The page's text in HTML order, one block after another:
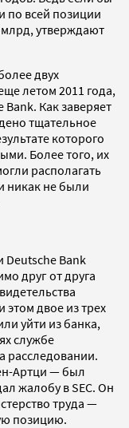
по всей позиции
утверждают
двух
летом 2011 года,
Как заверяет
тщательное
которого
Более того, их
располагать
никак не были
Deutsche Bank
друг от друга
двое из трех
уйти из банка,
службе
расследовании.
Артци — был
жалобу в SEC. Он
труда —
позицию.